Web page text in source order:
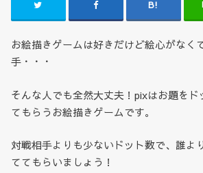
お絵描きゲームは好きだけど絵心がなく
手・・・
そんな人でも全然大丈夫！pixはお題をド
てもらうお絵描きゲームです。
対戦相手よりも少ないドット数で、誰よ
ててもらいましょう！